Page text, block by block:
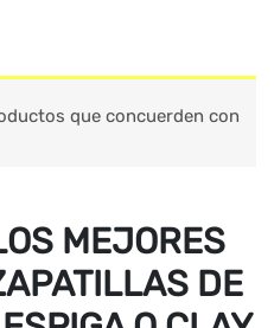
que concuerden con
MEJORES
DE